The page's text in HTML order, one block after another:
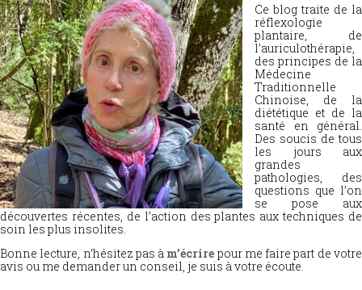
Ce blog traite de la
réflexologie
plantaire, de
l’auriculothérapie,
des principes de la
Médecine
Traditionnelle
Chinoise, de la
diététique et de la
santé en général.
Des soucis de tous
les jours aux
grandes
pathologies, des
questions que l’on
se pose aux
découvertes récentes, de l’action des plantes aux techniques de
soin les plus insolites.
Bonne lecture, n’hésitez pas à m’écrire pour me faire part de votre
avis ou me demander un conseil, je suis à votre écoute.